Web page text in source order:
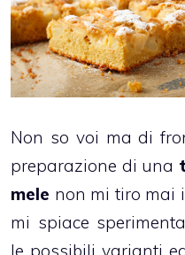
Non so voi ma di
preparazione di una
mele non mi tiro mai
mi spiace
le possibili varianti